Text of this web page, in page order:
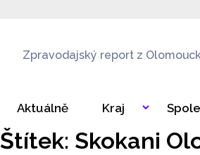
Zpravodajský report z
Aktuálně Kraj
Štítek: Skokani